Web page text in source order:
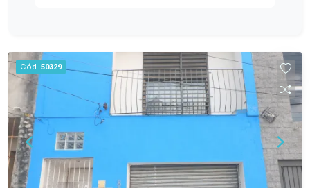
para quem deseja aproveitar a área externa da
casa. Localizada em uma região privilegiada do
Cassino, com fácil acesso aos principais pontos
do balneário, esta é uma oportunidade para
adquirir um imóvel com excelente potencial por
um valor muito atrativo. Entre em contato e
agende sua visita. Venha conhecer de perto tudo
o que esta casa tem a oferecer.
Cód. 50329